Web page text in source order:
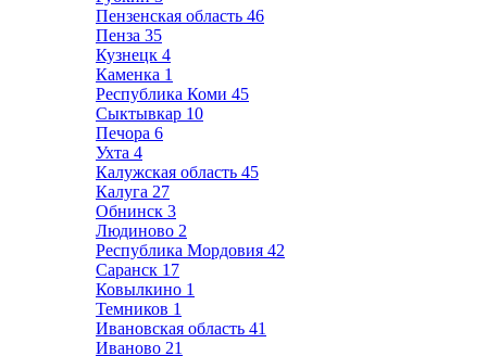
Пензенская область 46
Пенза 35
Кузнецк 4
Каменка 1
Республика Коми 45
Сыктывкар 10
Печора 6
Ухта 4
Калужская область 45
Калуга 27
Обнинск 3
Людиново 2
Республика Мордовия 42
Саранск 17
Ковылкино 1
Темников 1
Ивановская область 41
Иваново 21